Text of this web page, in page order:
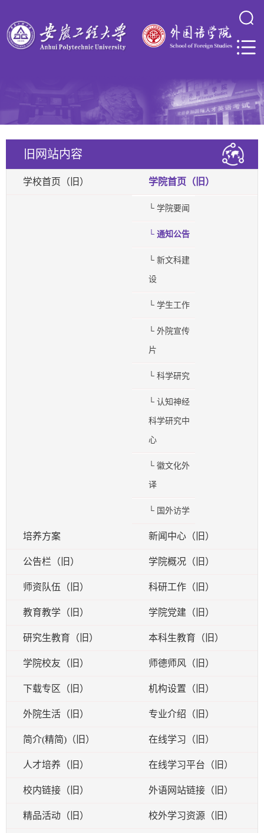
旧网站内容
学校首页（旧） 学院首页（旧）
└ 学院要闻
└ 通知公告
└ 新文科建
设
└ 学生工作
└ 外院宣传
片
└ 科学研究
└ 认知神经
科学研究中
心
└ 徽文化外
译
└ 国外访学
培养方案 新闻中心（旧）
公告栏（旧） 学院概况（旧）
师资队伍（旧） 科研工作（旧）
教育教学（旧） 学院党建（旧）
研究生教育（旧） 本科生教育（旧）
学院校友（旧） 师德师风（旧）
下载专区（旧） 机构设置（旧）
外院生活（旧） 专业介绍（旧）
简介(精简)（旧） 在线学习（旧）
人才培养（旧） 在线学习平台（旧）
校内链接（旧） 外语网站链接（旧）
精品活动（旧） 校外学习资源（旧）